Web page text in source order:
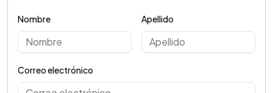
Nombre Apellido
Correo electrónico